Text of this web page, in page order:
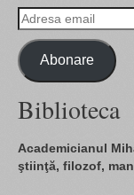
Adresa
email
Abonare
Biblioteca
Academicianul
ştiinţă, filozof,